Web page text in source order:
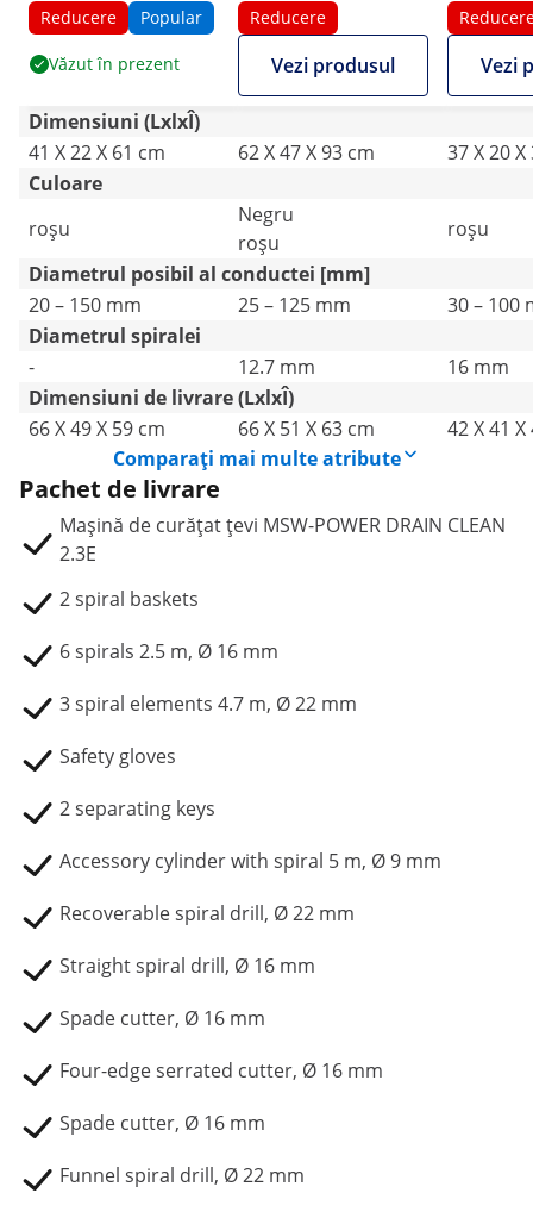
rpm Ø 20 - 150 mm
Reducere Popular
Văzut în prezent
125 mm
Reducere
Vezi produsul
rpm Ø
Vezi
Dimensiuni (LxlxÎ)
41 X 22 X 61 cm
62 X 47 X 93 cm
37 X 20
Culoare
roșu
Negru
roșu
roșu
Diametrul posibil al conductei [mm]
20 – 150 mm
25 – 125 mm
30 – 100
Diametrul spiralei
-
12.7 mm
16 mm
Dimensiuni de livrare (LxlxÎ)
66 X 49 X 59 cm
66 X 51 X 63 cm
42 X 41
Comparați mai multe atribute
Pachet de livrare
Mașină de curățat țevi MSW-POWER DRAIN CLEAN
2.3E
2 spiral baskets
6 spirals 2.5 m, Ø 16 mm
3 spiral elements 4.7 m, Ø 22 mm
Safety gloves
2 separating keys
Accessory cylinder with spiral 5 m, Ø 9 mm
Recoverable spiral drill, Ø 22 mm
Straight spiral drill, Ø 16 mm
Spade cutter, Ø 16 mm
Four-edge serrated cutter, Ø 16 mm
Spade cutter, Ø 16 mm
Funnel spiral drill, Ø 22 mm